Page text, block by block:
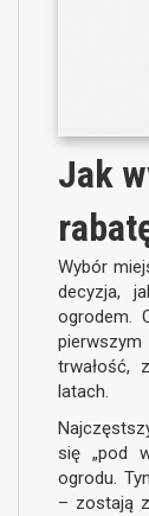
Jak
Wybór
decyzja,
ogrodem.
trwałość,
latach.
się „pod
ogrodu.
– zostają